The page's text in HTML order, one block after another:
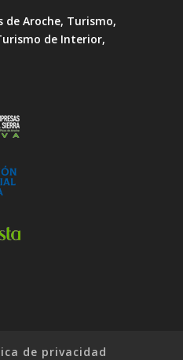
de Aroche, Turismo,
de Interior,
de privacidad